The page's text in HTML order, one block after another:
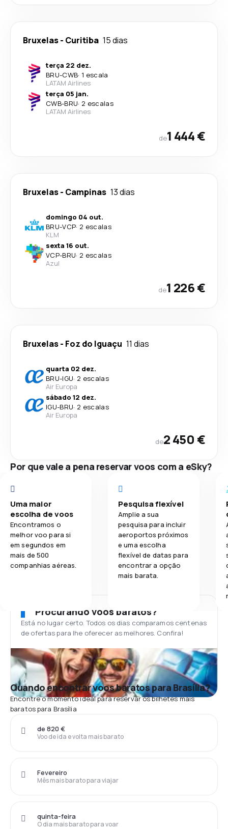
Bruxelas- Curitiba 15 dias
terça 22 dez.
BRU-CWB· 1 escala
LATAM Airlines
terça 05 jan.
CWB-BRU· 2 escalas
LATAM Airlines
de1 444 €
Bruxelas- Campinas 13 dias
domingo 04 out.
BRU-VCP· 2 escalas
KLM
sexta 16 out.
VCP-BRU· 2 escalas
Azul
de1 226 €
Bruxelas- Foz do Iguaçu 11 dias
quarta 02 dez.
BRU-IGU· 2 escalas
Air Europa
sábado 12 dez.
IGU-BRU· 2 escalas
Air Europa
de2 450 €
Por que vale a pena reservar voos com a eSky?
Uma maior
escolha de voos
Encontramos o
melhor voo para si
em segundos em
mais de 500
companhias aéreas.
Pesquisa flexível
Amplie a sua
pesquisa para incluir
aeroportos próximos
e uma escolha
flexível de datas para
encontrar a opção
mais barata.
Procurando voos baratos?
Está no lugar certo. Todos os dias comparamos centenas
de ofertas para lhe oferecer as melhores. Confira!
Quando encontrar voos baratos para Brasília?
Encontre o momento ideal para reservar os bilhetes mais
baratos para Brasília
Voo de ida e volta mais barato
de 820 €
Mês mais barato para viajar
Fevereiro
O dia mais barato para voar
quinta-feira